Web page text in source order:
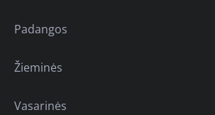
Padangos
Žieminės
Vasarinės